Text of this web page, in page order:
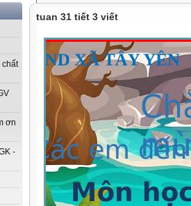
chất
ơn
-
tuan 31 tiết 3 viết